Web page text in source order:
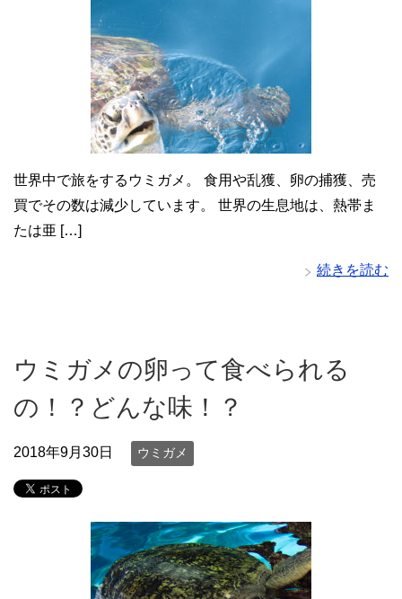
世界中で旅をするウミガメ。 食用や乱獲、卵の捕獲、売
買でその数は減少しています。 世界の生息地は、熱帯ま
たは亜 […]
続きを読む
ウミガメの卵って食べられる
の！？どんな味！？
2018年9月30日 ウミガメ